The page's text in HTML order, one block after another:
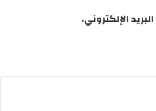
الإلكتروني.